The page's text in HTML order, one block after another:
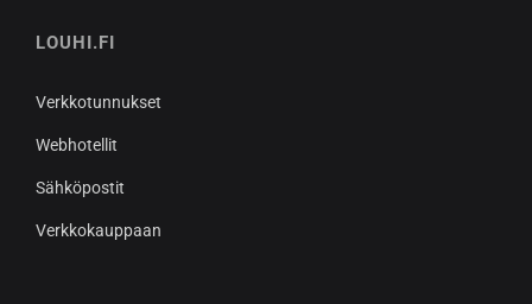
LOUHI.FI
Verkkotunnukset
Webhotellit
Sähköpostit
Verkkokauppaan